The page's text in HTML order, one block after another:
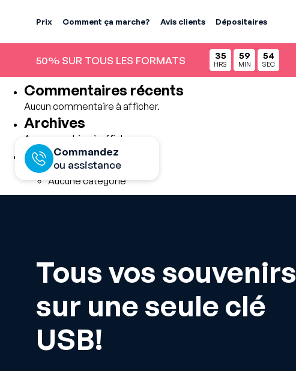
Prix Comment ça marche? Avis clients Dépositaires
50% SUR TOUS LES FORMATS 35
HRS
59
MIN
54
SEC
Rechercher
Articles récents
Commentaires récents
Aucun commentaire à afficher.
Archives
Aucune archive à afficher.
Catégories
Aucune catégorie
Commandez
ou assistance
Tous vos souvenirs
sur une seule clé
USB!